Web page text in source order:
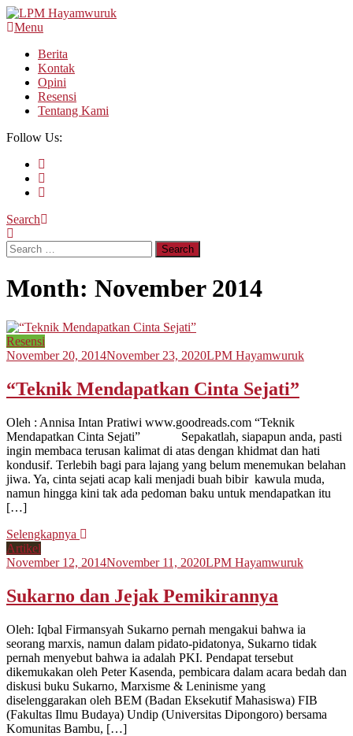
Skip
ToMenu
Berita
Kontak
Opini
Resensi
Tentang Kami
Follow Us:
Search
Search
for:
Month: November 2014
Resensi
November 20, 2014November 23, 2020LPM Hayamwuruk
“Teknik Mendapatkan Cinta Sejati”
Oleh : Annisa Intan Pratiwi www.goodreads.com “Teknik
Mendapatkan Cinta Sejati” Sepakatlah, siapapun anda, pasti
ingin membaca terusan kalimat di atas dengan khidmat dan hati
kondusif. Terlebih bagi para lajang yang belum menemukan belahan
jiwa. Ya, cinta sejati acap kali menjadi buah bibir kawula muda,
namun hingga kini tak ada pedoman baku untuk mendapatkan itu
[…]
Selengkapnya
Artikel
November 12, 2014November 11, 2020LPM Hayamwuruk
Sukarno dan Jejak Pemikirannya
Oleh: Iqbal Firmansyah Sukarno pernah mengakui bahwa ia
seorang marxis, namun dalam pidato-pidatonya, Sukarno tidak
pernah menyebut bahwa ia adalah PKI. Pendapat tersebut
dikemukakan oleh Peter Kasenda, pembicara dalam acara bedah dan
diskusi buku Sukarno, Marxisme & Leninisme yang
diselenggarakan oleh BEM (Badan Eksekutif Mahasiswa) FIB
(Fakultas Ilmu Budaya) Undip (Universitas Dipongoro) bersama
Komunitas Bambu, […]